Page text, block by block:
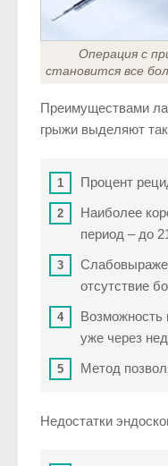
Операция с
становится все
Преимуществами
грыжи выделяют
Процент
Наиболее
период – до
отсутствие
Возможность
уже через
Метод
Недостатки